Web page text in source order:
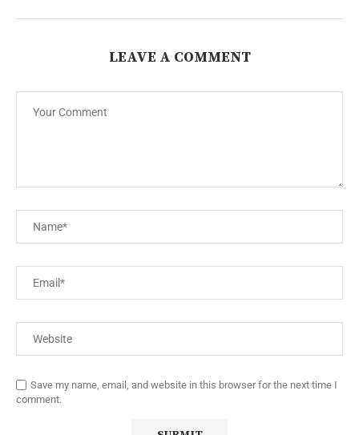
LEAVE A COMMENT
Save my name, email, and website in this browser for the next time I
comment.